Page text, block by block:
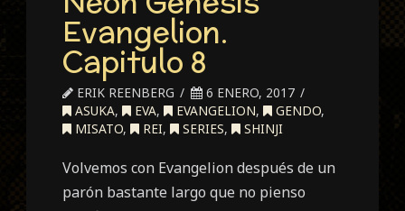
Evangelion.
Capitulo 8
ERIK REENBERG
6 ENERO, 2017
ASUKA, EVA, EVANGELION, GENDO,
MISATO, REI, SERIES, SHINJI
Volvemos con Evangelion después de un
parón bastante largo que no pienso